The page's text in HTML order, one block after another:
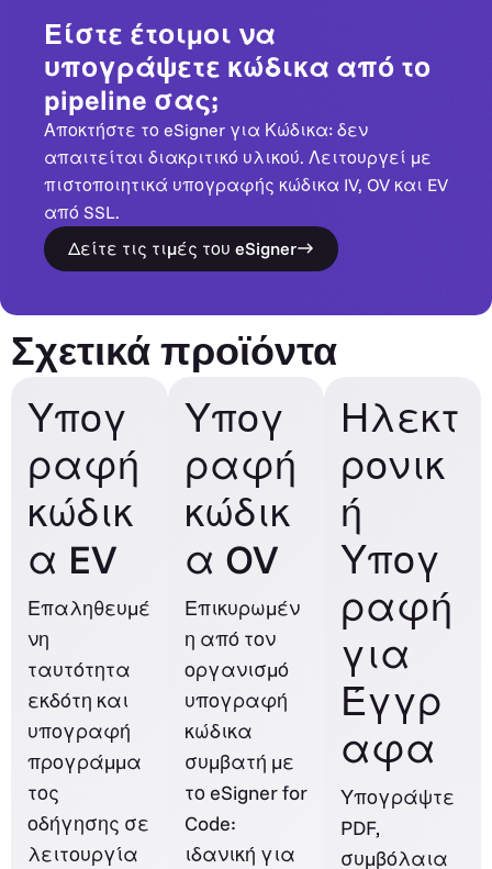
Είστε έτοιμοι να
υπογράψετε κώδικα από το
pipeline σας;
Αποκτήστε το eSigner για Κώδικα: δεν
απαιτείται διακριτικό υλικού. Λειτουργεί με
πιστοποιητικά υπογραφής κώδικα IV, OV και EV
από SSL.
Δείτε τις τιμές του eSigner
Σχετικά προϊόντα
Υπογ
ραφή
κώδικ
α EV
Επαληθευμέ
νη
ταυτότητα
εκδότη και
υπογραφή
προγράμμα
τος
οδήγησης σε
λειτουργία
Υπογ
ραφή
κώδικ
α OV
Επικυρωμέν
η από τον
οργανισμό
υπογραφή
κώδικα
συμβατή με
το eSigner for
Code:
ιδανική για
Ηλεκτ
ρονικ
ή
Υπογ
ραφή
για
Έγγρ
αφα
Υπογράψτε
PDF,
συμβόλαια